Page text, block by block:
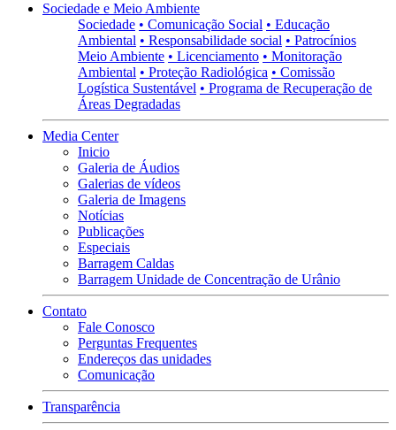
Sociedade e Meio Ambiente
Sociedade • Comunicação Social • Educação
Ambiental • Responsabilidade social • Patrocínios
Meio Ambiente • Licenciamento • Monitoração
Ambiental • Proteção Radiológica • Comissão
Logística Sustentável • Programa de Recuperação de
Áreas Degradadas
Media Center
Inicio
Galeria de Áudios
Galerias de vídeos
Galeria de Imagens
Notícias
Publicações
Especiais
Barragem Caldas
Barragem Unidade de Concentração de Urânio
Contato
Fale Conosco
Perguntas Frequentes
Endereços das unidades
Comunicação
Transparência